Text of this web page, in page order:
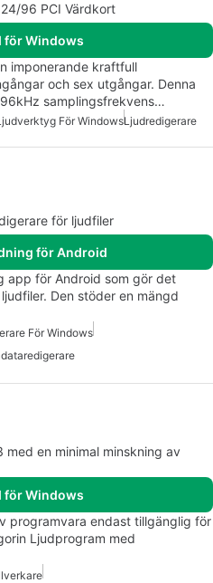
96 PCI Värdkort
för Windows
imponerande kraftfull
och sex utgångar. Denna
samplingsfrekvens…
För WindowsLjudredigerare
för ljudfiler
för Android
app för Android som gör det
Den stöder en mängd
För Windows
med en minimal minskning av
för Windows
programvara endast tillgänglig för
Ljudprogram med